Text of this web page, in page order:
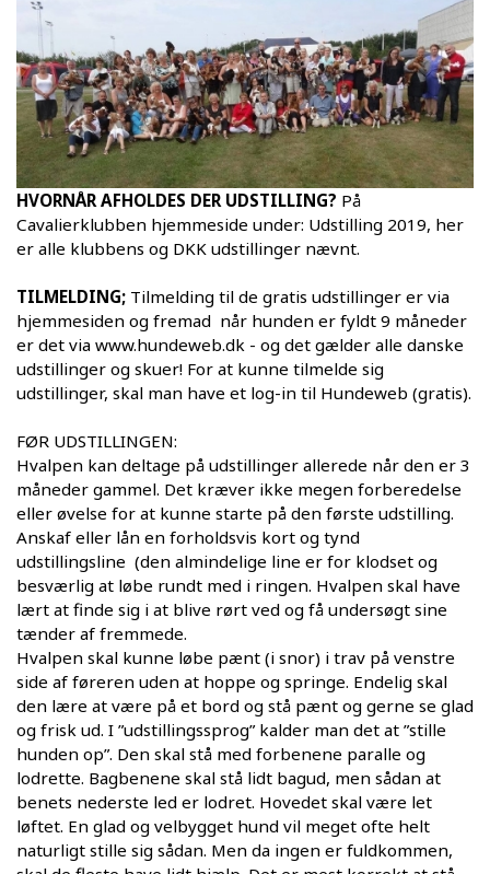
HVORNÅR AFHOLDES DER UDSTILLING? På
Cavalierklubben hjemmeside under: Udstilling 2019, her
er alle klubbens og DKK udstillinger nævnt.
TILMELDING; Tilmelding til de gratis udstillinger er via
hjemmesiden og fremad når hunden er fyldt 9 måneder
er det via www.hundeweb.dk - og det gælder alle danske
udstillinger og skuer! For at kunne tilmelde sig
udstillinger, skal man have et log-in til Hundeweb (gratis).
FØR UDSTILLINGEN:
Hvalpen kan deltage på udstillinger allerede når den er 3
måneder gammel. Det kræver ikke megen forberedelse
eller øvelse for at kunne starte på den første udstilling.
Anskaf eller lån en forholdsvis kort og tynd
udstillingsline (den almindelige line er for klodset og
besværlig at løbe rundt med i ringen. Hvalpen skal have
lært at finde sig i at blive rørt ved og få undersøgt sine
tænder af fremmede.
Hvalpen skal kunne løbe pænt (i snor) i trav på venstre
side af føreren uden at hoppe og springe. Endelig skal
den lære at være på et bord og stå pænt og gerne se glad
og frisk ud. I ”udstillingssprog” kalder man det at ”stille
hunden op”. Den skal stå med forbenene paralle og
lodrette. Bagbenene skal stå lidt bagud, men sådan at
benets nederste led er lodret. Hovedet skal være let
løftet. En glad og velbygget hund vil meget ofte helt
naturligt stille sig sådan. Men da ingen er fuldkommen,